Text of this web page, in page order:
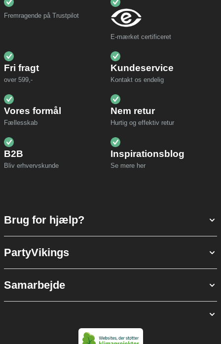
Fremragende på Trustpilot
E-mærket certificeret
Fri fragt
over 599,-
Kundeservice
Kontakt os endelig
Vores formål
Fællesskab
Nem retur
Hurtig og effektiv retur
B2B
Bliv erhvervskunde
Inspirationsblog
Se mere her
Brug for hjælp?
PartyVikings
Samarbejde